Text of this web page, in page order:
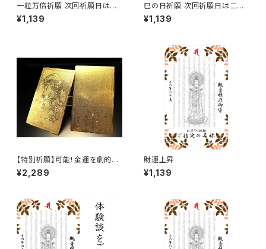
一粒万倍祈願 次回祈願日は二
〇二六年三月十七日となり、発
送は祈願日当日以降で購入順と
¥1,139
巳の日祈願 次回祈願日は二〇
二五年二月十七日となり、発送
は祈願日当日以降で購入順とな
¥1,139
【特別祈願】可能！金運を劇的に
開花する開運金色護符(四神)
¥2,289
財運上昇
¥1,139